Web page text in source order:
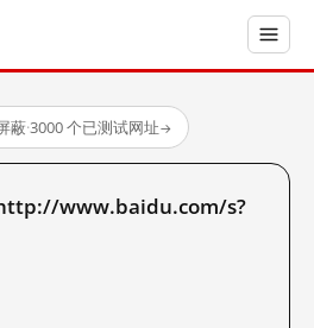
蔽·3000 个已测试网址→
www.baidu.com/s?